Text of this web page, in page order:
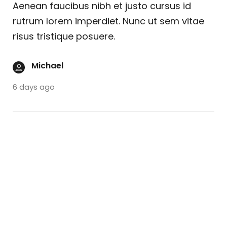
Aenean faucibus nibh et justo cursus id
rutrum lorem imperdiet. Nunc ut sem vitae
risus tristique posuere.
Michael
6 days ago